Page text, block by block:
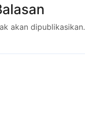
akan dipublikasikan.